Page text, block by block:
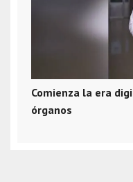
Comienza la era
órganos